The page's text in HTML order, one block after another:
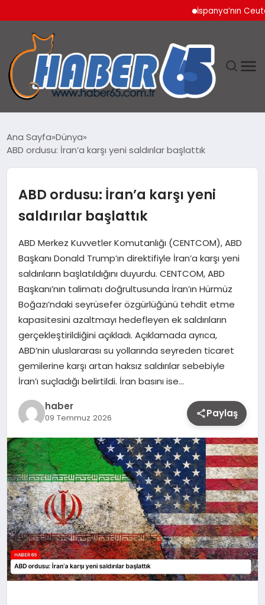
İspanya’nın Ceuta
TEKNOLOJI
Ana Sayfa Dünya
ABD ordusu: İran’a karşı yeni saldırılar başlattık
ABD ordusu: İran’a karşı yeni
saldırılar başlattık
ABD Merkez Kuvvetler Komutanlığı (CENTCOM), ABD
Başkanı Donald Trump’ın direktifiyle İran’a karşı yeni
saldırıların başlatıldığını duyurdu. CENTCOM, ABD
Başkanı’nın talimatı doğrultusunda İran’ın Hürmüz
Boğazı’ndaki seyrüsefer özgürlüğünü tehdit etme
kapasitesini azaltmayı hedefleyen ek saldırıların
gerçekleştirildiğini açıkladı. Açıklamada ayrıca,
ABD’nin uluslararası su yollarında seyreden ticaret
gemilerine karşı artan haksız saldırılar sebebiyle
İran’ı suçladığı belirtildi. İran basını ise…
haber
09 Temmuz 2026 Paylaş